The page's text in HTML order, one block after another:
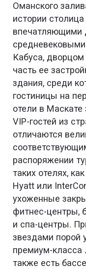
Оманского
истории
впечатляющими
Кабуса,
часть ее
здания, среди
гостиницы на
отели в
VIP-гостей из
отличаются
распоряжении
таких отелях,
Hyatt или
ухоженные
фитнес-центры,
и спа-центры.
звездами порой
премиум-класса
также есть